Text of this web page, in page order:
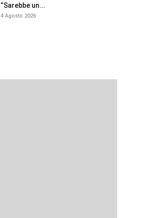
“Sarebbe un...
4 Agosto 2026